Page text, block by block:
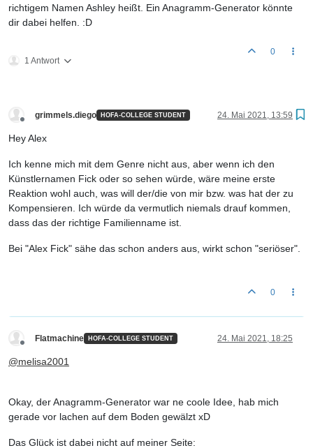
richtigem Namen Ashley heißt. Ein Anagramm-Generator könnte
dir dabei helfen. :D
1 Antwort
0
grimmels.diego HOFA-COLLEGE STUDENT 24. Mai 2021, 13:59
Hey Alex
Ich kenne mich mit dem Genre nicht aus, aber wenn ich den
Künstlernamen Fick oder so sehen würde, wäre meine erste
Reaktion wohl auch, was will der/die von mir bzw. was hat der zu
Kompensieren. Ich würde da vermutlich niemals drauf kommen,
dass das der richtige Familienname ist.
Bei "Alex Fick" sähe das schon anders aus, wirkt schon "seriöser".
0
Flatmachine HOFA-COLLEGE STUDENT 24. Mai 2021, 18:25
@melisa2001
Okay, der Anagramm-Generator war ne coole Idee, hab mich
gerade vor lachen auf dem Boden gewälzt xD
Das Glück ist dabei nicht auf meiner Seite: